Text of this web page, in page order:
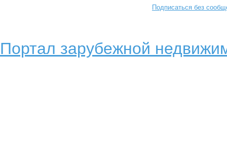
Подписаться без
Портал зарубежной